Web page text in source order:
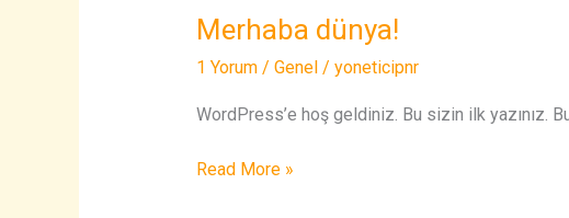
Merhaba dünya!
1 Yorum / Genel/ yoneticipnr
WordPress’e hoş geldiniz. Bu sizin ilk yazınız.
Merhaba
Read More »